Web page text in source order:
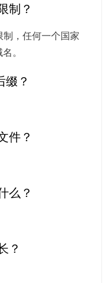
制？
，任何一个国家
。
缀？
件？
么？
？